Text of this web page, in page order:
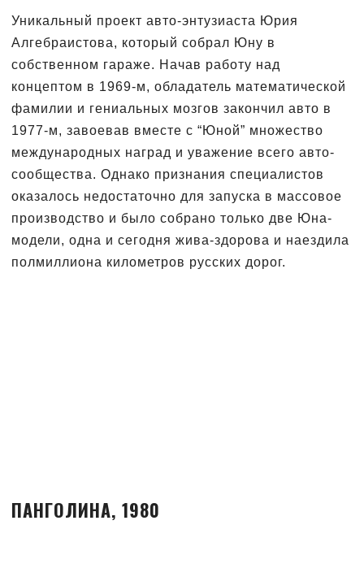
Уникальный проект авто-энтузиаста Юрия
Алгебраистова, который собрал Юну в
собственном гараже. Начав работу над
концептом в 1969-м, обладатель математической
фамилии и гениальных мозгов закончил авто в
1977-м, завоевав вместе с “Юной” множество
международных наград и уважение всего авто-
сообщества. Однако признания специалистов
оказалось недостаточно для запуска в массовое
производство и было собрано только две Юна-
модели, одна и сегодня жива-здорова и наездила
полмиллиона километров русских дорог.
ПАНГОЛИНА, 1980